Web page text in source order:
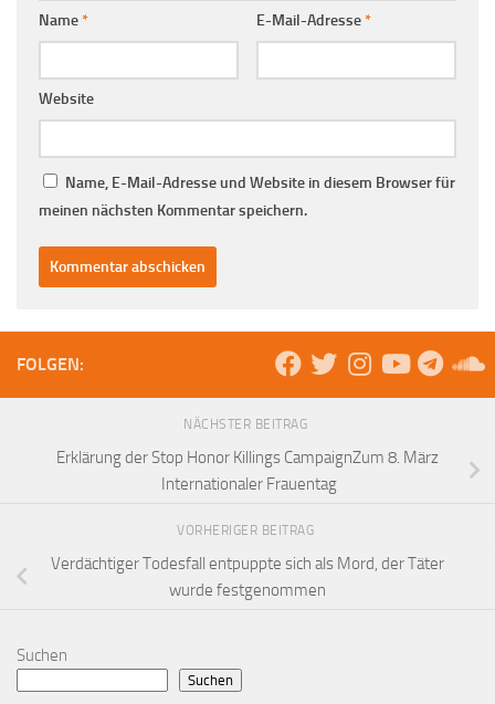
Name* E-Mail-Adresse*
Website
Name, E-Mail-Adresse und Website in diesem Browser für
meinen nächsten Kommentar speichern.
FOLGEN:
NÄCHSTER BEITRAG
Erklärung der Stop Honor Killings CampaignZum 8. März
Internationaler Frauentag
VORHERIGER BEITRAG
Verdächtiger Todesfall entpuppte sich als Mord, der Täter
wurde festgenommen
Suchen
Suchen